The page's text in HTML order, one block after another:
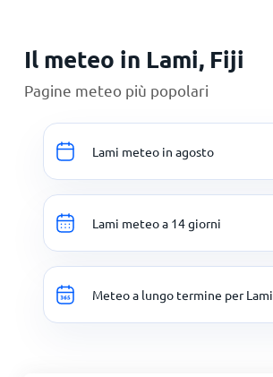
Il meteo in Lami, Fiji
Pagine meteo più popolari
Lami meteo in agosto
Lami meteo a 14 giorni
Meteo a lungo termine per Lami